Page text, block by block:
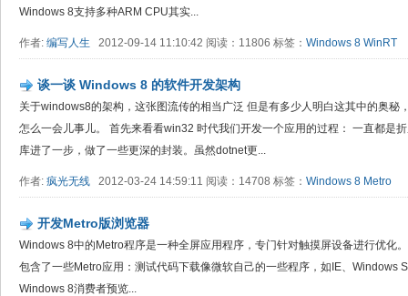
Windows 8支持多种ARM CPU其实...
作者: 编写人生 2012-09-14 11:10:42 阅读：11806 标签： Windows 8 WinRT
谈一谈 Windows 8 的软件开发架构
关于windows8的架构，这张图流传的相当广泛 但是有多少人明白这其中的奥秘
怎么一会儿事儿。 首先来看看win32 时代我们开发一个应用的过程： 一直都是
库进了一步，做了一些更深的封装。虽然dotnet更...
作者: 疯光无线 2012-03-24 14:59:11 阅读：14708 标签： Windows 8 Metro
开发Metro版浏览器
Windows 8中的Metro程序是一种全屏应用程序，专门针对触摸屏设备进行优化
包含了一些Metro应用：测试代码下载像微软自己的一些程序，如IE、Windows
Windows 8消费者预览...